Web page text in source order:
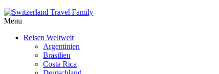
Menu
Reisen Weltweit
Argentinien
Brasilien
Costa Rica